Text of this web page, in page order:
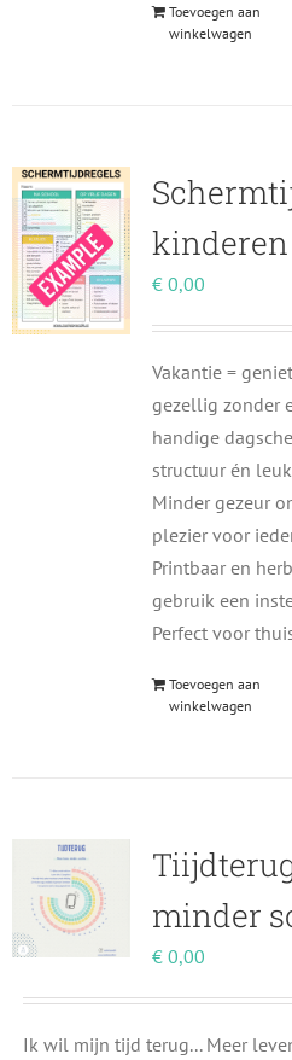
Toevoegen aan
winkelwagen
kinderen
€0,00
Vakantie =
gezellig zonder
handige
structuur én
Minder gezeur
plezier voor
Printbaar en
gebruik een
Perfect voor
Toevoegen aan
winkelwagen
minder
€0,00
Ik wil mijn tijd terug... Meer